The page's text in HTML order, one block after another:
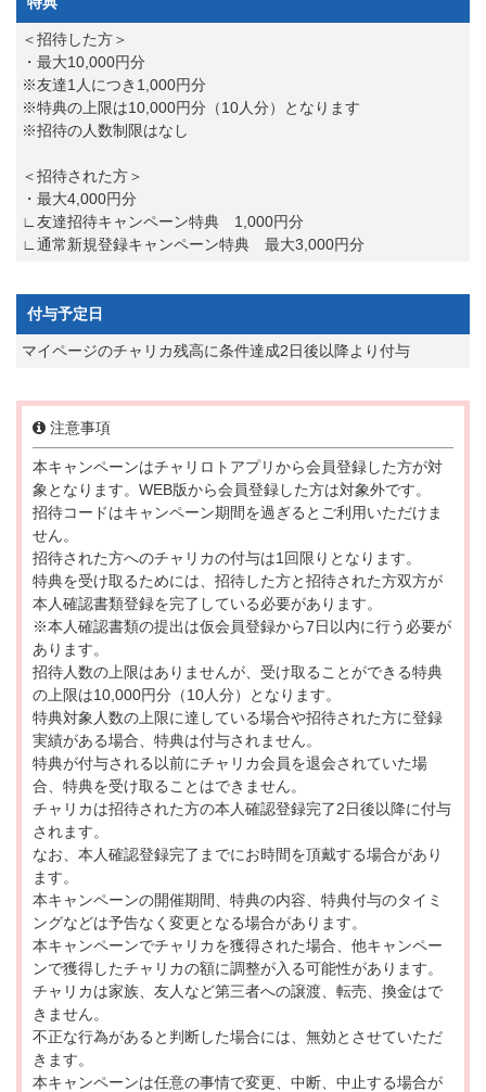
＜招待した方＞
・最大10,000円分
※友達1人につき1,000円分
※特典の上限は10,000円分（10人分）となります
※招待の人数制限はなし
＜招待された方＞
・最大4,000円分
∟友達招待キャンペーン特典 1,000円分
∟通常新規登録キャンペーン特典 最大3,000円分
付与予定日
マイページのチャリカ残高に条件達成2日後以降より付与
注意事項
本キャンペーンはチャリロトアプリから会員登録した方が対
象となります。WEB版から会員登録した方は対象外です。
招待コードはキャンペーン期間を過ぎるとご利用いただけま
せん。
招待された方へのチャリカの付与は1回限りとなります。
特典を受け取るためには、招待した方と招待された方双方が
本人確認書類登録を完了している必要があります。
※本人確認書類の提出は仮会員登録から7日以内に行う必要が
あります。
招待人数の上限はありませんが、受け取ることができる特典
の上限は10,000円分（10人分）となります。
特典対象人数の上限に達している場合や招待された方に登録
実績がある場合、特典は付与されません。
特典が付与される以前にチャリカ会員を退会されていた場
合、特典を受け取ることはできません。
チャリカは招待された方の本人確認登録完了2日後以降に付与
されます。
なお、本人確認登録完了までにお時間を頂戴する場合があり
ます。
本キャンペーンの開催期間、特典の内容、特典付与のタイミ
ングなどは予告なく変更となる場合があります。
本キャンペーンでチャリカを獲得された場合、他キャンペー
ンで獲得したチャリカの額に調整が入る可能性があります。
チャリカは家族、友人など第三者への譲渡、転売、換金はで
きません。
不正な行為があると判断した場合には、無効とさせていただ
きます。
本キャンペーンは任意の事情で変更、中断、中止する場合が